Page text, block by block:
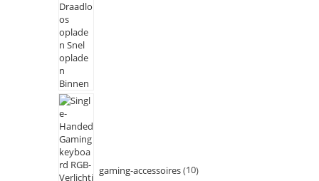
gaming-accessoires 10